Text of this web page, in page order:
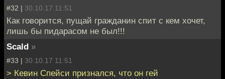
#32 | 30.10.17 11:51
Как говорится, пущай гражданин спит с кем хочет,
лишь бы пидарасом не был!!!
Scald »
#33 | 30.10.17 11:51
> Кевин Спейси признался, что он гей